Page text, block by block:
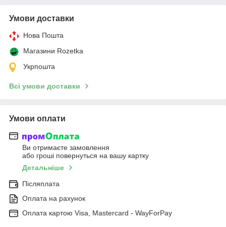
Умови доставки
Нова Пошта
Магазини Rozetka
Укрпошта
Всі умови доставки
Умови оплати
Ви отримаєте замовлення
або гроші повернуться на вашу картку
Детальніше
Післяплата
Оплата на рахунок
Оплата картою Visa, Mastercard - WayForPay